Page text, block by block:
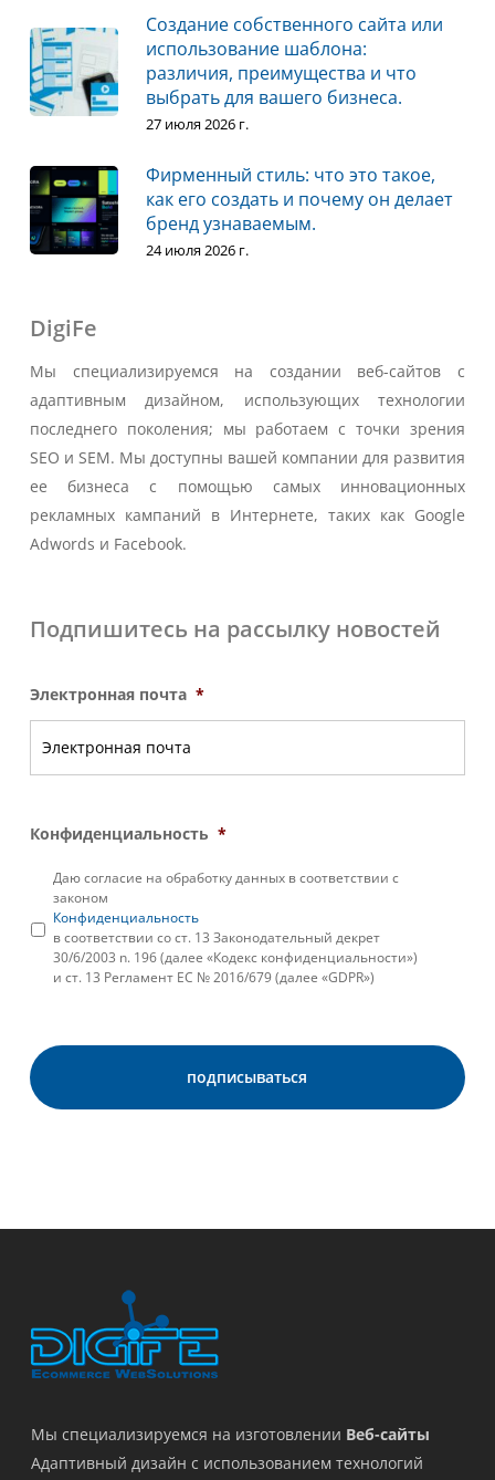
Создание собственного сайта или
использование шаблона:
различия, преимущества и что
выбрать для вашего бизнеса.
27 июля 2026 г.
Фирменный стиль: что это такое,
как его создать и почему он делает
бренд узнаваемым.
24 июля 2026 г.
DigiFe
Мы специализируемся на создании веб-сайтов с
адаптивным дизайном, использующих технологии
последнего поколения; мы работаем с точки зрения
SEO и SEM. Мы доступны вашей компании для развития
ее бизнеса с помощью самых инновационных
рекламных кампаний в Интернете, таких как Google
Adwords и Facebook.
Подпишитесь на рассылку новостей
Электронная почта *
Конфиденциальность *
Даю согласие на обработку данных в соответствии с
законом
Конфиденциальность
в соответствии со ст. 13 Законодательный декрет
30/6/2003 n. 196 (далее «Кодекс конфиденциальности»)
и ст. 13 Регламент ЕС № 2016/679 (далее «GDPR»)
Мы специализируемся на изготовлении Веб-сайты
Адаптивный дизайн с использованием технологий